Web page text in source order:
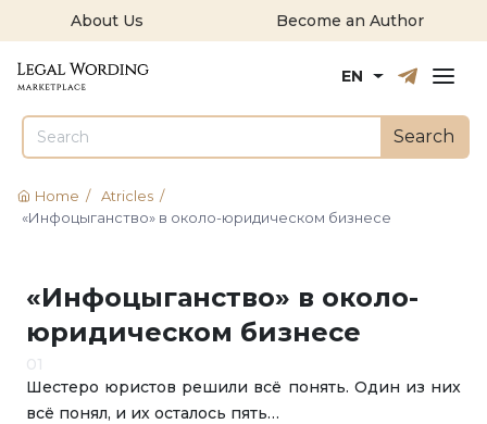
About Us Become an Author
РусскийEnglish
EN
Search
Home / Atricles /
«Инфоцыганство» в около-юридическом бизнесе
«Инфоцыганство» в около-
юридическом бизнесе
01
Шестеро юристов решили всё понять. Один из них
всё понял, и их осталось пять…